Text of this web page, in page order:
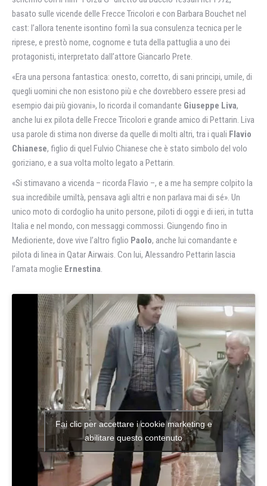
basato sulle vicende delle Frecce Tricolori e con Barbara Bouchet nel
cast: l’allora tenente isontino fornì la sua consulenza tecnica per le
riprese, e prestò nome, cognome e tuta della pattuglia a uno dei
protagonisti, interpretato dall’attore Giancarlo Prete.
«Era una persona fantastica: onesto, corretto, di sani principi, umile, di
quegli uomini che non esistono più e che dovrebbero essere presi ad
esempio dai più giovani», lo ricorda il comandante Giuseppe Liva,
anche lui ex pilota delle Frecce Tricolori e grande amico di Pettarin. Liva
usa parole di stima non diverse da quelle di molti altri, tra i quali Flavio
Chianese, figlio di quel Fulvio Chianese che è stato simbolo del volo
goriziano, e a sua volta molto legato a Pettarin.
«Si stimavano a vicenda – ricorda Flavio –, e a me ha sempre colpito la
sua incredibile umiltà, pensava agli altri e non parlava mai di sé». Un
unico moto di cordoglio ha unito persone, piloti di oggi e di ieri, in tutta
Italia e nel mondo, con messaggi commossi. Giungendo fino in
Medioriente, dove vive l’altro figlio Paolo, anche lui comandante e
pilota di linea in Qatar Airwais. Con lui, Alessandro Pettarin lascia
l’amata moglie Ernestina.
Fai clic per accettare i cookie marketing e
abilitare questo contenuto